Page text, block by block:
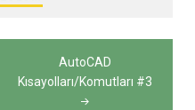
AutoCAD
Kısayolları/Komutları #3